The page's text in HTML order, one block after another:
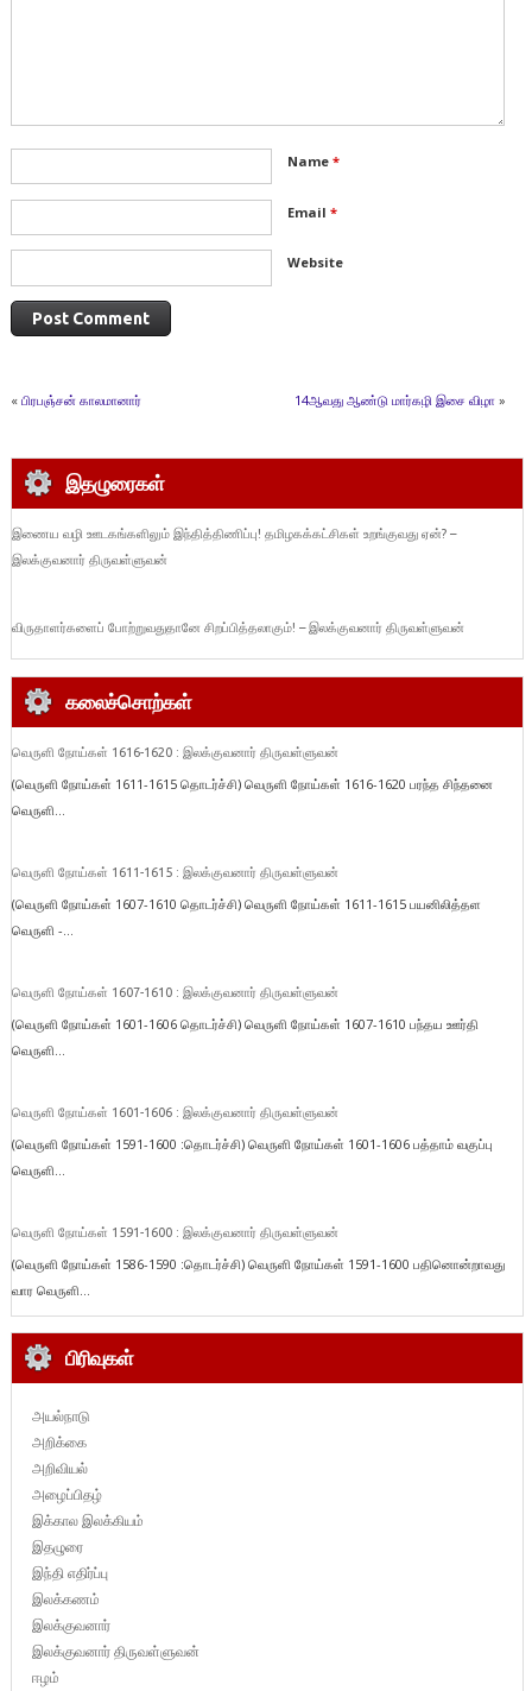
Name *
Email *
Website
« பிரபஞ்சன் காலமானார் 14ஆவது ஆண்டு மார்கழி இசை விழா »
இதழுரைகள்
இணைய வழி ஊடகங்களிலும் இந்தித்திணிப்பு! தமிழகக்கட்சிகள் உறங்குவது ஏன்? –
இலக்குவனார் திருவள்ளுவன்
விருதாளர்களைப் போற்றுவதுதானே சிறப்பித்தலாகும்! – இலக்குவனார் திருவள்ளுவன்
கலைச்சொற்கள்
வெருளி நோய்கள் 1616-1620 : இலக்குவனார் திருவள்ளுவன்
(வெருளி நோய்கள் 1611-1615 தொடர்ச்சி) வெருளி நோய்கள் 1616-1620 பரந்த சிந்தனை
வெருளி...
வெருளி நோய்கள் 1611-1615 : இலக்குவனார் திருவள்ளுவன்
(வெருளி நோய்கள் 1607-1610 தொடர்ச்சி) வெருளி நோய்கள் 1611-1615 பயனிலித்தள
வெருளி -...
வெருளி நோய்கள் 1607-1610 : இலக்குவனார் திருவள்ளுவன்
(வெருளி நோய்கள் 1601-1606 தொடர்ச்சி) வெருளி நோய்கள் 1607-1610 பந்தய ஊர்தி
வெருளி...
வெருளி நோய்கள் 1601-1606 : இலக்குவனார் திருவள்ளுவன்
(வெருளி நோய்கள் 1591-1600 :தொடர்ச்சி) வெருளி நோய்கள் 1601-1606 பத்தாம் வகுப்பு
வெருளி...
வெருளி நோய்கள் 1591-1600 : இலக்குவனார் திருவள்ளுவன்
(வெருளி நோய்கள் 1586-1590 :தொடர்ச்சி) வெருளி நோய்கள் 1591-1600 பதினொன்றாவது
வார வெருளி...
பிரிவுகள்
அயல்நாடு
அறிக்கை
அறிவியல்
அழைப்பிதழ்
இக்கால இலக்கியம்
இதழுரை
இந்தி எதிர்ப்பு
இலக்கணம்
இலக்குவனார்
இலக்குவனார் திருவள்ளுவன்
ஈழம்